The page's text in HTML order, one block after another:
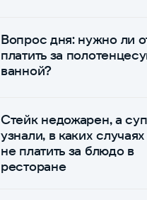
Вопрос дня: нужно ли
платить за
ванной?
Стейк недожарен, а
узнали, в каких
не платить за блюдо в
ресторане